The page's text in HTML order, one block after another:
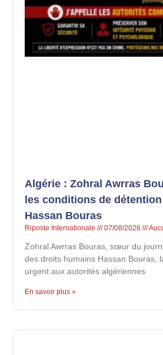
Algérie : Zohral Awrras
les conditions de
Hassan Bouras
Riposte Internationale 07/08/2026
Zohral Awrras Bouras, sœur du
des droits humains Hassan Bouras,
urgent aux autorités algériennes
En savoir plus »